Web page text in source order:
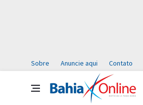
Sobre Anuncie aqui Contato